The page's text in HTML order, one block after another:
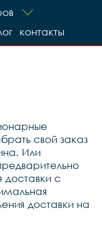
контакты
свой заказ
Или
доставки с
доставки на